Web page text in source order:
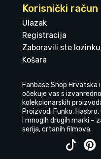
Korisnički račun
Ulazak
Registracija
Zaboravili ste lozinku
Košara
Fanbase Shop Hrvatska
očekuje vas s
kolekcionarskih
Proizvodi Funko,
i mnogih drugih marki –
serija, crtanih filmova.